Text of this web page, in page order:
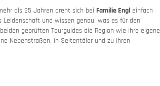
als 25 Jahren dreht sich bei Familie Engl einfach
und wissen genau, was es für den
geprüften Tourguides die Region wie ihre eigene
Nebenstraßen, in Seitentäler und zu ihren